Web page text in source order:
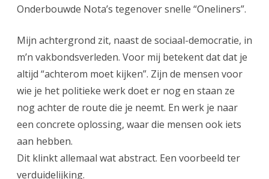
Onderbouwde Nota’s tegenover snelle “Oneliners”.
Mijn achtergrond zit, naast de sociaal-democratie, in
m’n vakbondsverleden. Voor mij betekent dat dat je
altijd “achterom moet kijken”. Zijn de mensen voor
wie je het politieke werk doet er nog en staan ze
nog achter de route die je neemt. En werk je naar
een concrete oplossing, waar die mensen ook iets
aan hebben.
Dit klinkt allemaal wat abstract. Een voorbeeld ter
verduidelijking.